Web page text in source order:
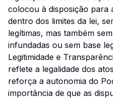
colocou à disposição para
dentro dos limites da lei,
legítimas, mas também
infundadas ou sem base
Legitimidade e
reflete a legalidade dos
reforça a autonomia do
importância de que as